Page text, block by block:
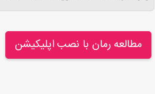
مطالعه رمان با نصب اپلیکیشن